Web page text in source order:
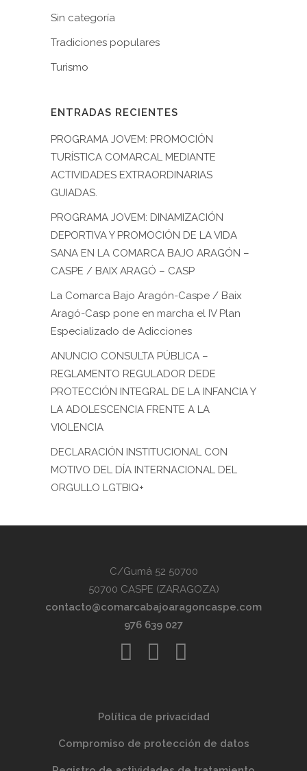
Sin categoría
Tradiciones populares
Turismo
ENTRADAS RECIENTES
PROGRAMA JOVEM: PROMOCIÓN
TURÍSTICA COMARCAL MEDIANTE
ACTIVIDADES EXTRAORDINARIAS
GUIADAS.
PROGRAMA JOVEM: DINAMIZACIÓN
DEPORTIVA Y PROMOCIÓN DE LA VIDA
SANA EN LA COMARCA BAJO ARAGÓN –
CASPE / BAIX ARAGÓ – CASP
La Comarca Bajo Aragón-Caspe / Baix
Aragó-Casp pone en marcha el IV Plan
Especializado de Adicciones
ANUNCIO CONSULTA PÚBLICA –
REGLAMENTO REGULADOR DEDE
PROTECCIÓN INTEGRAL DE LA INFANCIA Y
LA ADOLESCENCIA FRENTE A LA
VIOLENCIA
DECLARACIÓN INSTITUCIONAL CON
MOTIVO DEL DÍA INTERNACIONAL DEL
ORGULLO LGTBIQ+
C/Gumá 52 50700
50700 CASPE (ZARAGOZA)
contacto@comarcabajoaragoncaspe.com
976 639 027
Política de privacidad
Compromiso de protección de datos